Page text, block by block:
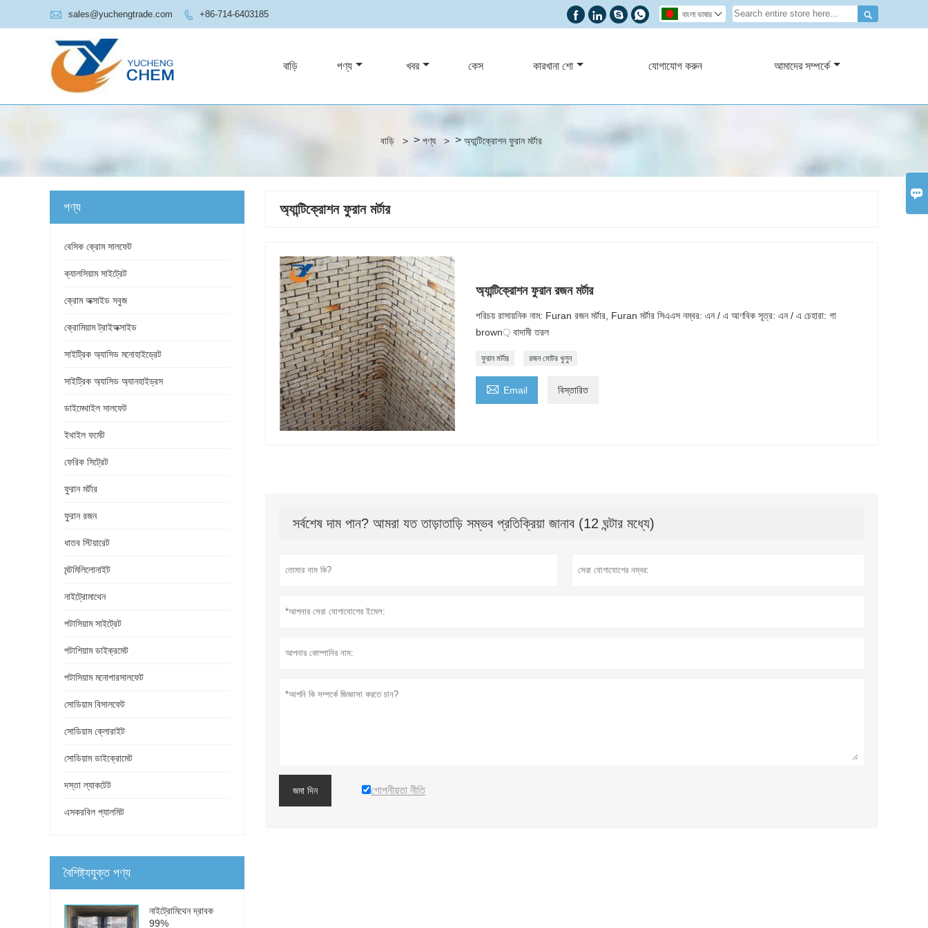

 sales@yuchengtrade.com  +86-714-6403185 
বাংলা ভাষার 
   
বাড়ি পণ্য খবর কেস কারখানা শো যোগাযোগ করুন আমাদের সম্পর্কে
বাড়ি > > পণ্য > > অ্যান্টিক্রোশন ফুরান মর্টার
অ্যান্টিক্রোশন ফুরান মর্টার
অ্যান্টিক্রোশন ফুরান রজন মর্টার
পরিচয় রাসায়নিক নাম: Furan রজন মর্টার, Furan মর্টার সিএএস নম্বর: এন / এ আণবিক সূত্র: এন / এ চেহারা: গা
brown় বাদামী তরল
ফুরান মর্টার রজন মোটর খুলুন
 Email বিস্তারিত
সর্বশেষ দাম পান? আমরা যত তাড়াতাড়ি সম্ভব প্রতিক্রিয়া জানাব (12 ঘন্টার মধ্যে)
জমা দিন গোপনীয়তা নীতি
পণ্য
বেসিক ক্রোম সালফেট
ক্যালসিয়াম সাইট্রেট
ক্রোম অক্সাইড সবুজ
ক্রোমিয়াম ট্রাইঅক্সাইড
সাইট্রিক অ্যাসিড মনোহাইড্রেট
সাইট্রিক অ্যাসিড অ্যানহাইড্রস
ডাইমেথাইল সালফেট
ইথাইল ফর্মেট
ফেরিক সিট্রেট
ফুরান মর্টার
ফুরান রজন
ধাতব স্টিয়ারেট
মন্টমিলিলোনাইট
নাইট্রোমাথেন
পটাসিয়াম সাইট্রেট
পটাশিয়াম ডাইক্রমেট
পটাসিয়াম মনোপারসালফেট
সোডিয়াম বিসালফেট
সোডিয়াম ক্লোরাইট
সোডিয়াম ডাইক্রোমেট
দস্তা ল্যাকটেট
এসকরবিল প্যালমিট
বৈশিষ্ট্যযুক্ত পণ্য
নাইট্রোমিথেন দ্রাবক
99%